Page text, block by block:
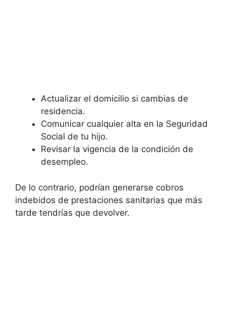
Actualizar el domicilio si cambias de
residencia.
Comunicar cualquier alta en la Seguridad
Social de tu hijo.
Revisar la vigencia de la condición de
desempleo.
De lo contrario, podrían generarse cobros
indebidos de prestaciones sanitarias que más
tarde tendrías que devolver.